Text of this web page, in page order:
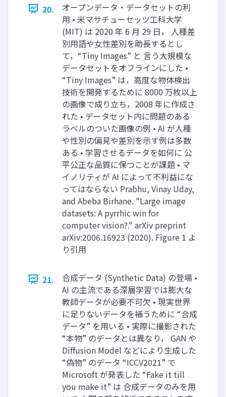
20.
オープンデータ・データセットの利
⽤ • ⽶マサチューセッツ⼯科⼤学
(MIT) は 2020 年 6 ⽉ 29 ⽇， ⼈種差
別⽤語や⼥性差別を助⻑するとし
て，“Tiny Images” と ⾔う⼤規模な
データセットをオフラインにした •
“Tiny Images” は，⾼度な物体検出
技術を開発するために 8000 万枚以上
の画像で成り⽴ち，2008 年に作成さ
れた • データセット内に問題のある
ラベルのついた画像の例 • AI が⼈種
や性別の偏⾒や差別を⽰す例は多数
ある • 学習させるデータを如何に 公
平公正な品質に保つことが課題 • マ
イノリティが AI によって不利益にな
ってはならない Prabhu, Vinay Uday,
and Abeba Birhane. "Large image
datasets: A pyrrhic win for
computer vision?." arXiv preprint
arXiv:2006.16923 (2020). Figure 1 よ
り引⽤
21.
合成データ (Synthetic Data) の登場 •
AI の主流である深層学習では膨⼤な
教師データが必要不可⽋ • 現実世界
に⾜りないデータを補うために “合成
データ” を⽤いる • 実際に撮影された
“本物” のデータとは異なり， GAN や
Diffusion Model などにより⽣成した
“偽物” のデータ “ICCV2021” で
Microsoft が発表した “Fake it till
you make it” は 合成データのみを⽤